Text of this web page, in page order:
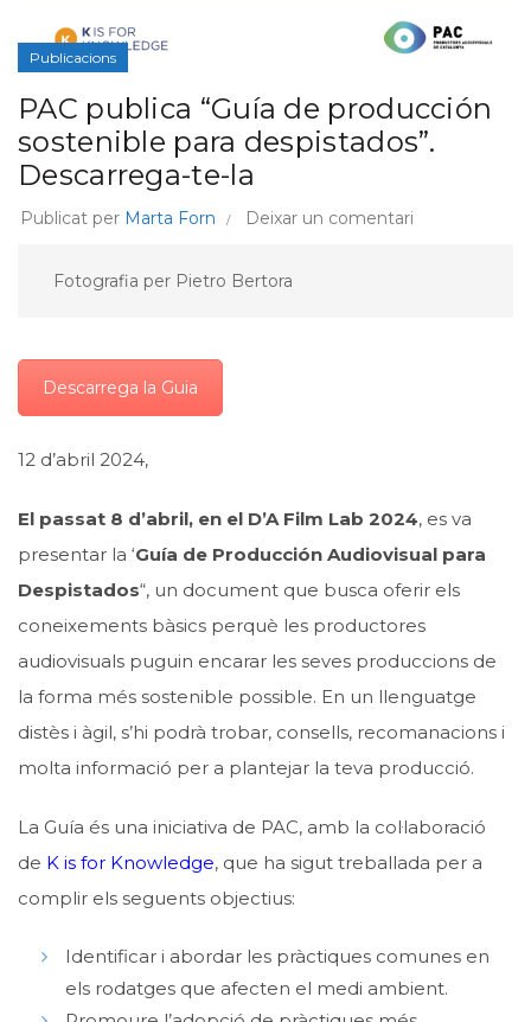
Publicacions
PAC publica “Guía de producción
sostenible para despistados”.
Descarrega-te-la
Publicat per Marta Forn Deixar un comentari
Fotografia per Pietro Bertora
Descarrega la Guia
12 d’abril 2024,
El passat 8 d’abril, en el D’A Film Lab 2024, es va
presentar la ‘Guía de Producción Audiovisual para
Despistados“, un document que busca oferir els
coneixements bàsics perquè les productores
audiovisuals puguin encarar les seves produccions de
la forma més sostenible possible. En un llenguatge
distès i àgil, s’hi podrà trobar, consells, recomanacions i
molta informació per a plantejar la teva producció.
La Guía és una iniciativa de PAC, amb la col·laboració
de K is for Knowledge, que ha sigut treballada per a
complir els seguents objectius:
Identificar i abordar les pràctiques comunes en
els rodatges que afecten el medi ambient.